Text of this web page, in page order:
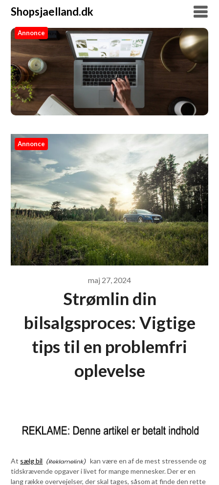
Shopsjaelland.dk
Shopsjaelland.dk
Annonce
Annonce
maj 27, 2024
Strømlin din
bilsalgsproces: Vigtige
tips til en problemfri
oplevelse
At sælg bil
kan være en af de mest stressende og
tidskrævende opgaver i livet for mange mennesker. Der er en
lang række overvejelser, der skal tages, såsom at finde den rette